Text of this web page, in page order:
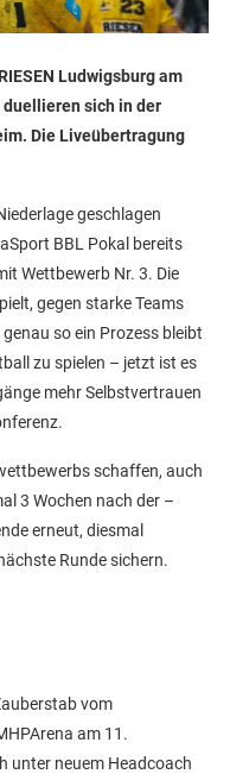
Ludwigsburg am
sich in der
Die Liveübertragung
geschlagen
BBL Pokal bereits
Wettbewerb Nr. 3. Die
gegen starke Teams
so ein Prozess bleibt
zu spielen – jetzt ist es
mehr Selbstvertrauen
schaffen, auch
3 Wochen nach der –
erneut, diesmal
Runde sichern.
vom
am 11.
unter neuem Headcoach